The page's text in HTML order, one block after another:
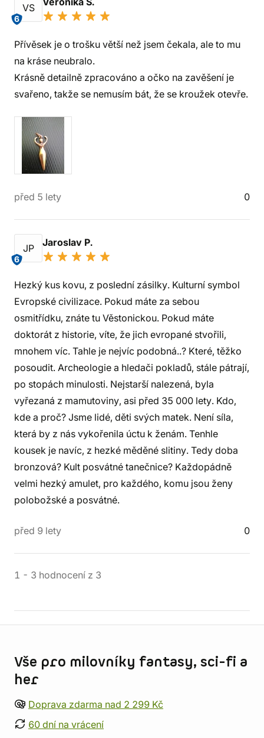
VS
6
Přívěsek je o trošku větší než jsem čekala, ale to mu
na kráse neubralo.
Krásně detailně zpracováno a očko na zavěšení je
svařeno, takže se nemusím bát, že se kroužek otevře.
před 5 lety 0
JP
6
Jaroslav P.
Hezký kus kovu, z poslední zásilky. Kulturní symbol
Evropské civilizace. Pokud máte za sebou
osmitřídku, znáte tu Věstonickou. Pokud máte
doktorát z historie, víte, že jich evropané stvořili,
mnohem víc. Tahle je nejvíc podobná..? Které, těžko
posoudit. Archeologie a hledači pokladů, stále pátrají,
po stopách minulosti. Nejstarší nalezená, byla
vyřezaná z mamutoviny, asi před 35 000 lety. Kdo,
kde a proč? Jsme lidé, děti svých matek. Není síla,
která by z nás vykořenila úctu k ženám. Tenhle
kousek je navíc, z hezké měděné slitiny. Tedy doba
bronzová? Kult posvátné tanečnice? Každopádně
velmi hezký amulet, pro každého, komu jsou ženy
polobožské a posvátné.
před 9 lety 0
1 - 3 hodnocení z 3
Vše pro milovníky fantasy, sci-fi a
her
Doprava zdarma nad 2 299 Kč
60 dní na vrácení